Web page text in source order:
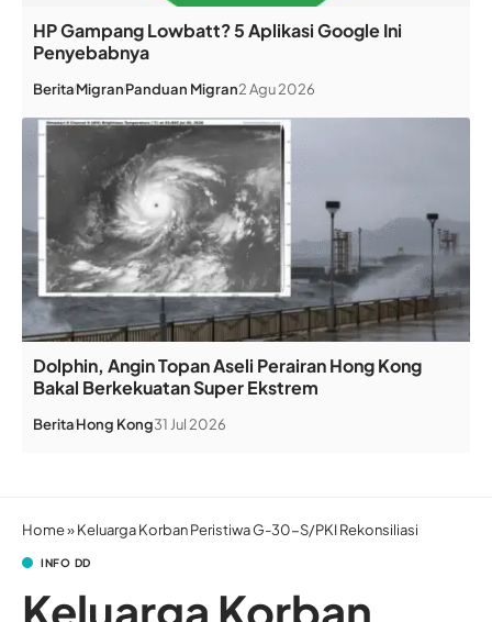
HP Gampang Lowbatt? 5 Aplikasi Google Ini
Penyebabnya
BeritaMigranPanduan Migran2 Agu 2026
Dolphin, Angin Topan Aseli Perairan Hong Kong
Bakal Berkekuatan Super Ekstrem
BeritaHong Kong31 Jul 2026
Home»Keluarga Korban Peristiwa G-30-S/PKI Rekonsiliasi
INFO DD
Keluarga Korban